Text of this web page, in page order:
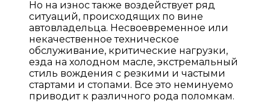
Но на износ также воздействует ряд
ситуаций, происходящих по вине
автовладельца. Несвоевременное или
некачественное техническое
обслуживание, критические нагрузки,
езда на холодном масле, экстремальный
стиль вождения с резкими и частыми
стартами и стопами. Все это неминуемо
приводит к различного рода поломкам.